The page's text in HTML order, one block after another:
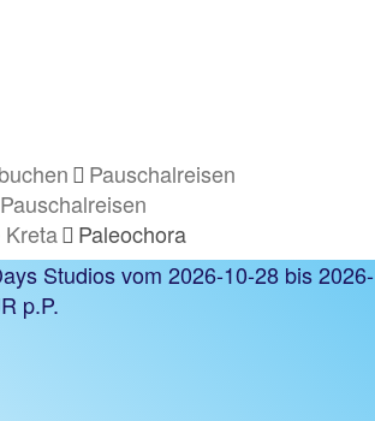
Pauschalreisen
Kreta
Paleochora